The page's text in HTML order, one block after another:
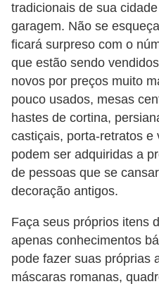
tradicionais de sua
garagem. Não se
ficará surpreso com o
que estão sendo
novos por preços muito
pouco usados, mesas
hastes de cortina,
castiçais, porta-retratos
podem ser adquiridas a
de pessoas que se
decoração antigos.
Faça seus próprios itens
apenas conhecimentos
pode fazer suas próprias
máscaras romanas,
é
b
i
t
o
E
d
u
c
ç
ã
o